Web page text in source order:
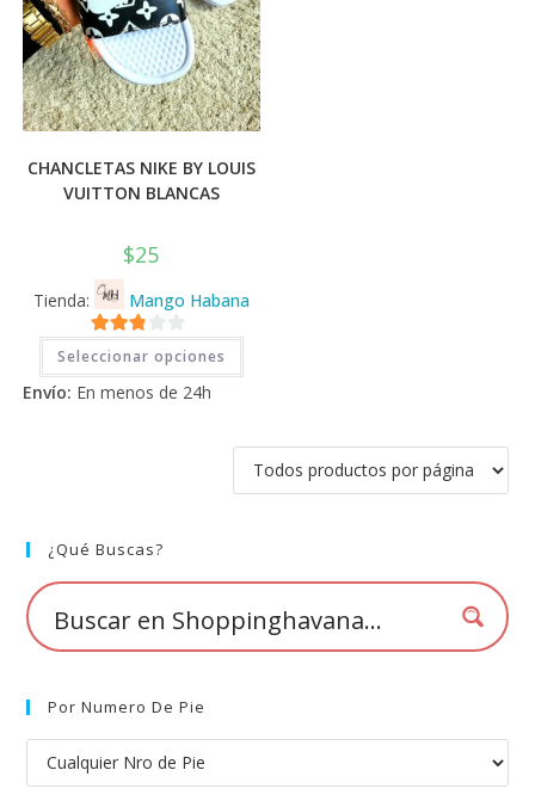
CHANCLETAS NIKE BY LOUIS
VUITTON BLANCAS
$25
Tienda: Mango Habana
2.71
de 5
Seleccionar opciones
Este
tiene
opciones
se
pueden
elegir
producto
Envío: En menos de 24h
¿Qué Buscas?
Por Numero De Pie